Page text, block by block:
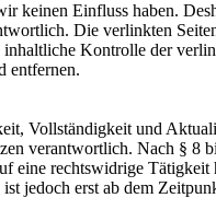
keinen Einfluss haben.
Die verlinkten
Kontrolle der
entfernen.
Vollständigkeit und
verantwortlich. Nach §
eine rechtswidrige
jedoch erst ab dem